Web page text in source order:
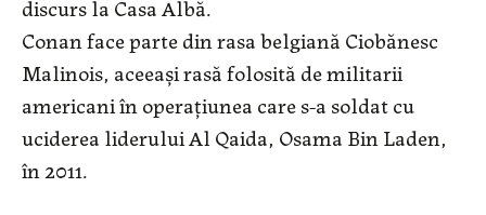
discurs la Casa Albă.
Conan face parte din rasa belgiană Ciobănesc
Malinois, aceeaşi rasă folosită de militarii
americani în operaţiunea care s-a soldat cu
uciderea liderului Al Qaida, Osama Bin Laden,
în 2011.